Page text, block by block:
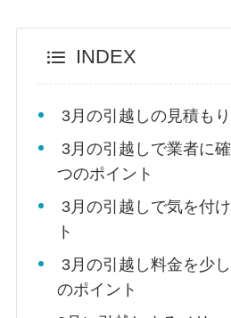
INDEX
3月の引越しの見積も
3月の引越しで業者に
つのポイント
3月の引越しで気を付
ト
3月の引越し料金を少
のポイント